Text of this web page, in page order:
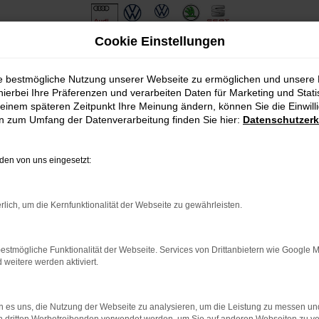
bestimmter Seiten verhindern. Funktioniert die Seite in
dem neuesten Stand sind.
kann auch dazu führen, dass bestimmte Funktionen nicht
Cookie Einstellungen
bestmögliche Nutzung unserer Webseite zu ermöglichen und unsere
Ihre Präferenzen und verarbeiten Daten für Marketing und
späteren Zeitpunkt Ihre Meinung ändern, können Sie die
zum Umfang der Datenverarbeitung finden Sie hier:
von uns eingesetzt:
um die Kernfunktionalität der Webseite zu gewährleisten.
Funktionalität der Webseite. Services von Drittanbietern wie Google
weitere werden aktiviert.
es uns, die Nutzung der Webseite zu analysieren, um die Leistung zu messen